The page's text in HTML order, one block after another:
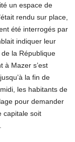
un espace de
rendu sur place,
été interrogés par
indiquer leur
la République
à Mazer s’est
la fin de
les habitants de
pour demander
capitale soit